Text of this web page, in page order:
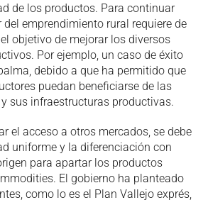
de los productos. Para continuar
del emprendimiento rural requiere de
objetivo de mejorar los diversos
Por ejemplo, un caso de éxito
debido a que ha permitido que
puedan beneficiarse de las
sus infraestructuras productivas.
el acceso a otros mercados, se debe
uniforme y la diferenciación con
para apartar los productos
El gobierno ha planteado
como lo es el Plan Vallejo exprés,